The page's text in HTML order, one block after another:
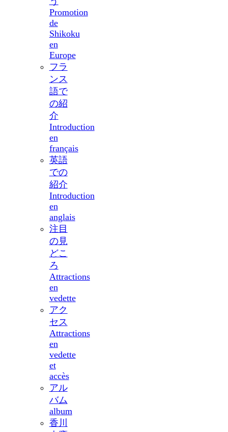
Promotion
de
Shikoku
en
Europe
フラ
ンス
語で
の紹
介
Introduction
en
français
英語
での
紹介
Introduction
en
anglais
注目
の見
どこ
ろ
Attractions
en
vedette
アク
セス
Attractions
en
vedette
et
accès
アル
バム
album
香川